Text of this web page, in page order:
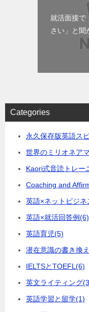
就活面接で
さい」と聞
Categories
永久保存版英語ス
世界のミリオネア
Kaori式音読トレー
Coaching and
英語×ネットビジネ
英語×就活回答例(6)
英語育児(5)
潜在意識の書き換
IELTSとTOEFL (6)
英文ライティング
英語学習と留学(1)